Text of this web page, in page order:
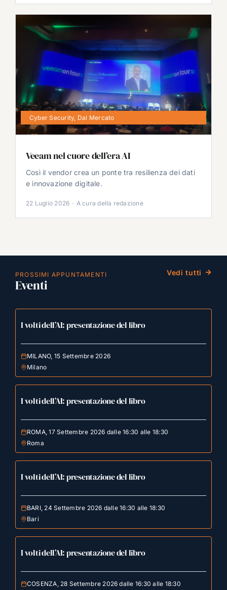
Cyber Security, Dal Mercato
Veeam nel cuore dell’era AI
Così il vendor crea un ponte tra resilienza dei dati
e innovazione digitale.
22 Luglio 2026 · A cura della redazione
PROSSIMI APPUNTAMENTI
Eventi
Vedi tutti
I volti dell’AI: presentazione del libro
MILANO, 15 Settembre 2026
Milano
I volti dell’AI: presentazione del libro
ROMA, 17 Settembre 2026 dalle 16:30 alle 18:30
Roma
I volti dell’AI: presentazione del libro
BARI, 24 Settembre 2026 dalle 16:30 alle 18:30
Bari
I volti dell’AI: presentazione del libro
COSENZA, 28 Settembre 2026 dalle 16:30 alle 18:30